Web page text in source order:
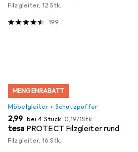
Filzgleiter, 12 Stk.
199
MENGENRABATT
Möbelgleiter + Schutzpuffer
EUR
2,99 bei 4 Stück EUR
0,19/1Stk.
tesa PROTECT Filzgleiter rund
Filzgleiter, 16 Stk.